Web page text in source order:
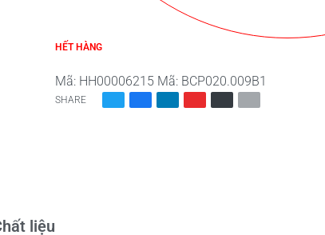
HẾT HÀNG
Mã: HH00006215 Mã: BCP020.009B1
SHARE
liệu